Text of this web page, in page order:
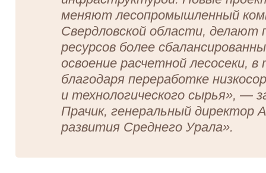
меняют лесопромышленный
Свердловской области, делают
ресурсов более
освоение расчетной лесосеки, в
благодаря переработке
и технологического сырья», —
Прачик, генеральный директор
развития Среднего Урала».